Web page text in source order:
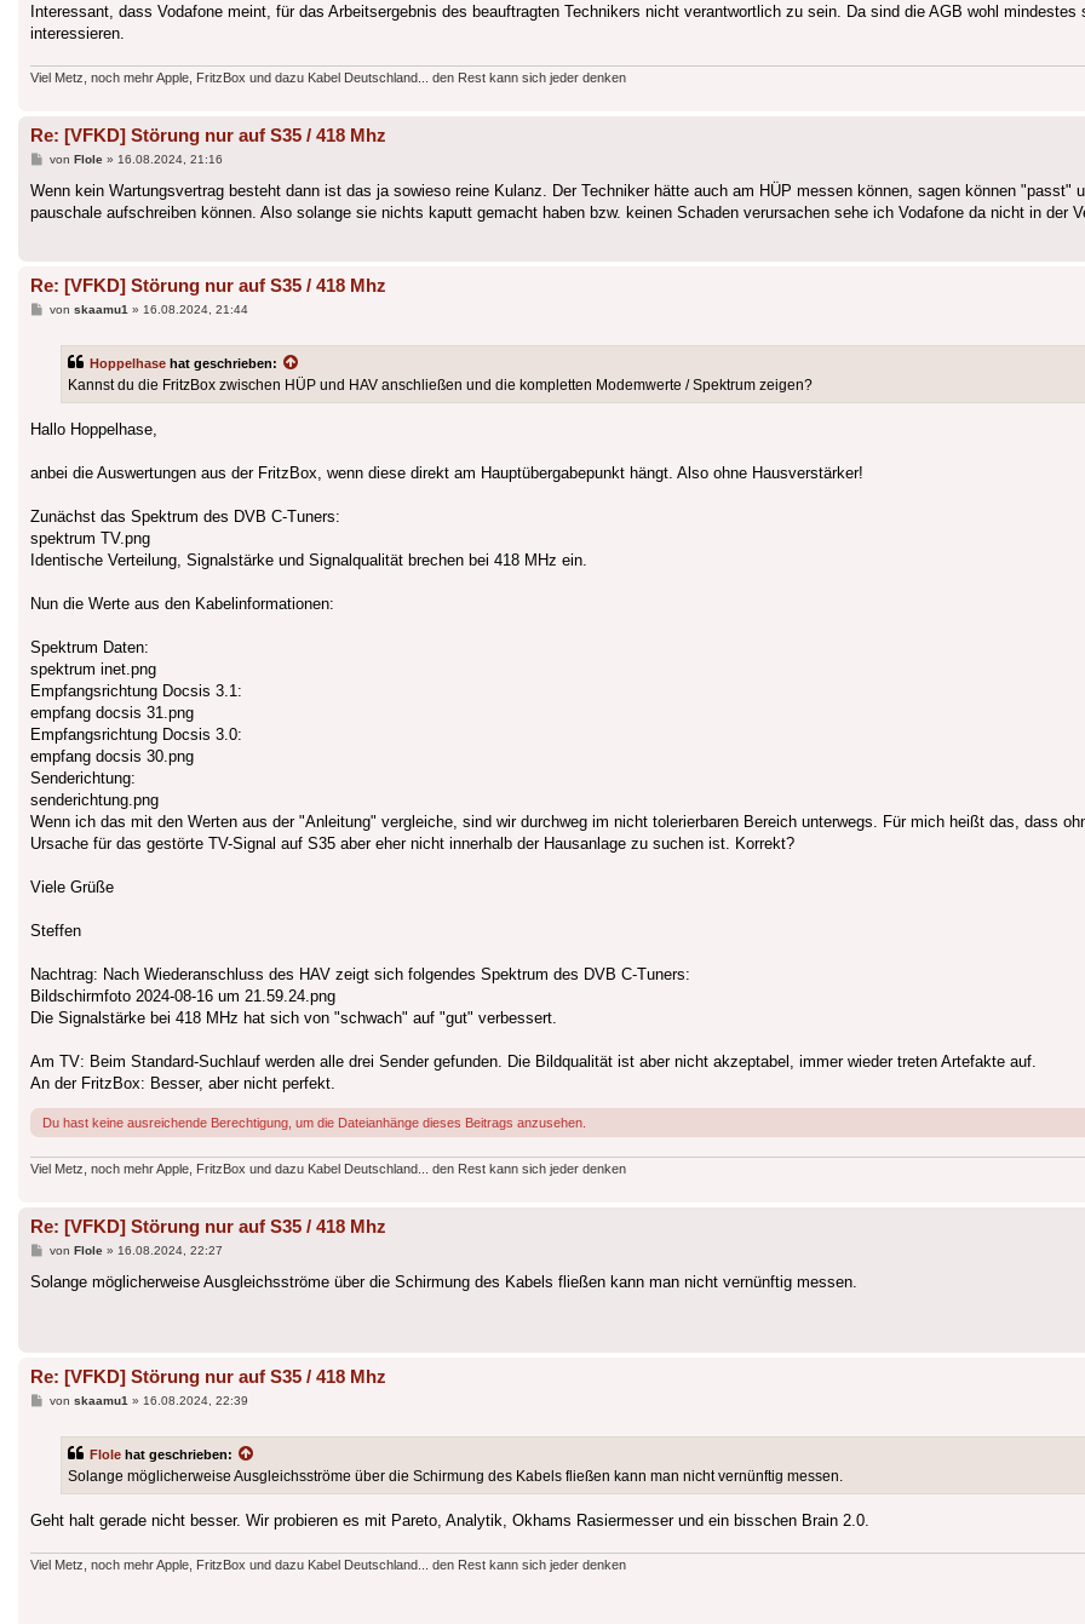
Interessant, dass Vodafone meint, für das Arbeitsergebnis des beauftragten Technikers nicht verantwortlich zu sein. Da sind die AGB wohl
interessieren.
Viel Metz, noch mehr Apple, FritzBox und dazu Kabel Deutschland... den Rest kann sich jeder denken
Re: [VFKD] Störung nur auf S35 / 418 Mhz
Beitrag
von Flole» 16.08.2024, 21:16
Wenn kein Wartungsvertrag besteht dann ist das ja sowieso reine Kulanz. Der Techniker hätte auch am HÜP messen können, sagen können "passt"
pauschale aufschreiben können. Also solange sie nichts kaputt gemacht haben bzw. keinen Schaden verursachen sehe ich Vodafone da nicht in der
Re: [VFKD] Störung nur auf S35 / 418 Mhz
Beitrag
von skaamu1 » 16.08.2024, 21:44
Hoppelhase hat geschrieben:
Kannst du die FritzBox zwischen HÜP und HAV anschließen und die kompletten Modemwerte / Spektrum zeigen?
Hallo Hoppelhase,
anbei die Auswertungen aus der FritzBox, wenn diese direkt am Hauptübergabepunkt hängt. Also ohne Hausverstärker!
Zunächst das Spektrum des DVB C-Tuners:
spektrum TV.png
Identische Verteilung, Signalstärke und Signalqualität brechen bei 418 MHz ein.
Nun die Werte aus den Kabelinformationen:
Spektrum Daten:
spektrum inet.png
Empfangsrichtung Docsis 3.1:
empfang docsis 31.png
Empfangsrichtung Docsis 3.0:
empfang docsis 30.png
Senderichtung:
senderichtung.png
Wenn ich das mit den Werten aus der "Anleitung" vergleiche, sind wir durchweg im nicht tolerierbaren Bereich unterwegs. Für mich heißt das, dass
Ursache für das gestörte TV-Signal auf S35 aber eher nicht innerhalb der Hausanlage zu suchen ist. Korrekt?
Viele Grüße
Steffen
Nachtrag: Nach Wiederanschluss des HAV zeigt sich folgendes Spektrum des DVB C-Tuners:
Bildschirmfoto 2024-08-16 um 21.59.24.png
Die Signalstärke bei 418 MHz hat sich von "schwach" auf "gut" verbessert.
Am TV: Beim Standard-Suchlauf werden alle drei Sender gefunden. Die Bildqualität ist aber nicht akzeptabel, immer wieder treten Artefakte auf.
An der FritzBox: Besser, aber nicht perfekt.
Du hast keine ausreichende Berechtigung, um die Dateianhänge dieses Beitrags anzusehen.
Viel Metz, noch mehr Apple, FritzBox und dazu Kabel Deutschland... den Rest kann sich jeder denken
Re: [VFKD] Störung nur auf S35 / 418 Mhz
Beitrag
von Flole» 16.08.2024, 22:27
Solange möglicherweise Ausgleichsströme über die Schirmung des Kabels fließen kann man nicht vernünftig messen.
Re: [VFKD] Störung nur auf S35 / 418 Mhz
Beitrag
von skaamu1 » 16.08.2024, 22:39
Flole hat geschrieben:
Solange möglicherweise Ausgleichsströme über die Schirmung des Kabels fließen kann man nicht vernünftig messen.
Geht halt gerade nicht besser. Wir probieren es mit Pareto, Analytik, Okhams Rasiermesser und ein bisschen Brain 2.0.
Viel Metz, noch mehr Apple, FritzBox und dazu Kabel Deutschland... den Rest kann sich jeder denken